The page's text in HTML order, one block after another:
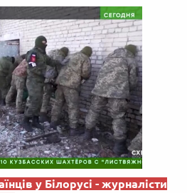
у Білорусі - журналісти